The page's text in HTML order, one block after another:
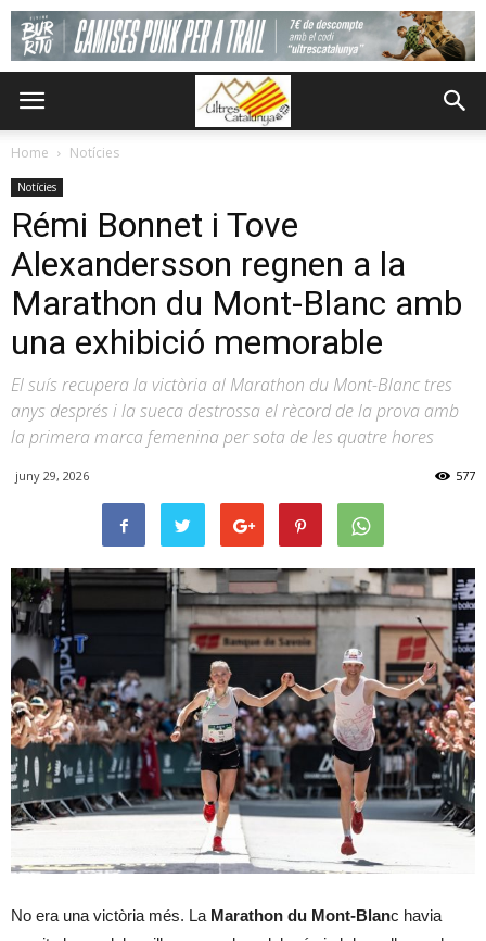
Home Notícies
Notícies
Rémi Bonnet i Tove
Alexandersson regnen a la
Marathon du Mont-Blanc amb
una exhibició memorable
El suís recupera la victòria al Marathon du Mont-Blanc tres
anys després i la sueca destrossa el rècord de la prova amb
la primera marca femenina per sota de les quatre hores
juny 29, 2026 577
No era una victòria més. La Marathon du Mont-Blanc havia